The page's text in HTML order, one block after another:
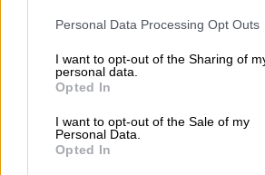
Please note that this website/app uses
not limited to your visit or usage
grant or deny consent to Google and its
use your data for below specified
consent section.
Personal Data Processing Opt Outs
I want to opt-out of the Sharing of
personal data.
Opted In
I want to opt-out of the Sale of my
Personal Data.
Opted In